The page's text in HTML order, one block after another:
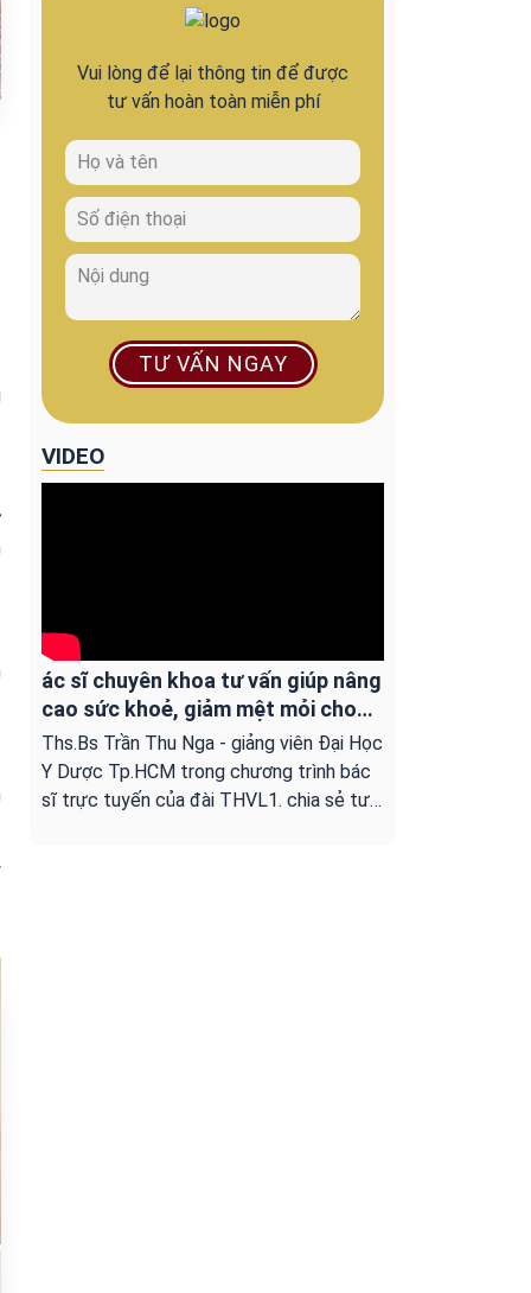
Vui lòng để lại thông tin để được
tư vấn hoàn toàn miễn phí
TƯ VẤN NGAY
VIDEO
ác sĩ chuyên khoa tư vấn giúp nâng
cao sức khoẻ, giảm mệt mỏi cho
người ung bướu
Ths.Bs Trần Thu Nga - giảng viên Đại Học
Y Dược Tp.HCM trong chương trình bác
sĩ trực tuyến của đài THVL1. chia sẻ tư